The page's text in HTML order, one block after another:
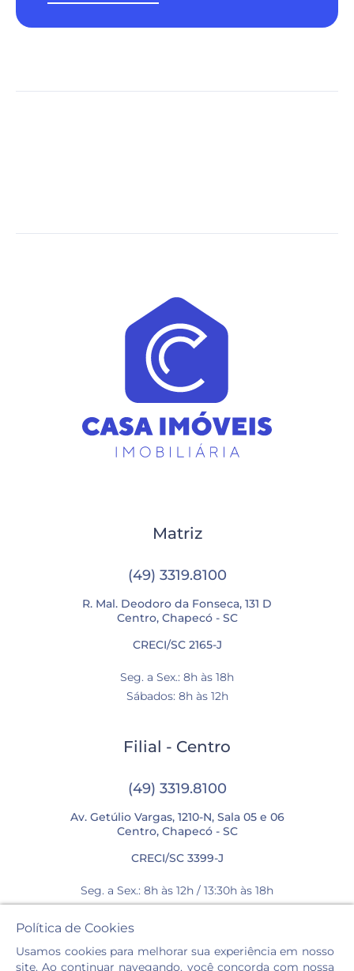
Matriz
(49) 3319.8100
R. Mal. Deodoro da Fonseca, 131 D
Centro, Chapecó - SC
CRECI/SC 2165-J
Seg. a Sex.: 8h às 18h
Sábados: 8h às 12h
Filial - Centro
(49) 3319.8100
Av. Getúlio Vargas, 1210-N, Sala 05 e 06
Centro, Chapecó - SC
CRECI/SC 3399-J
Seg. a Sex.: 8h às 12h / 13:30h às 18h
Sábados: 8h às 12h
Política de Cookies
Usamos cookies para melhorar sua experiência em nosso
site. Ao continuar navegando, você concorda com nossa